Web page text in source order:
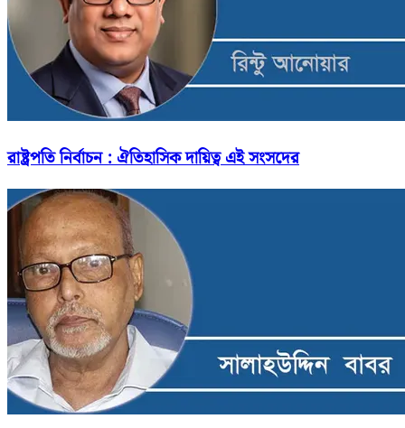
রাষ্ট্রপতি নির্বাচন : ঐতিহাসিক দায়িত্ব এই সংসদের